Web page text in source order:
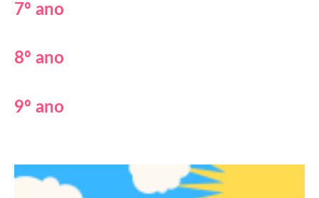
7º ano
8º ano
9º ano